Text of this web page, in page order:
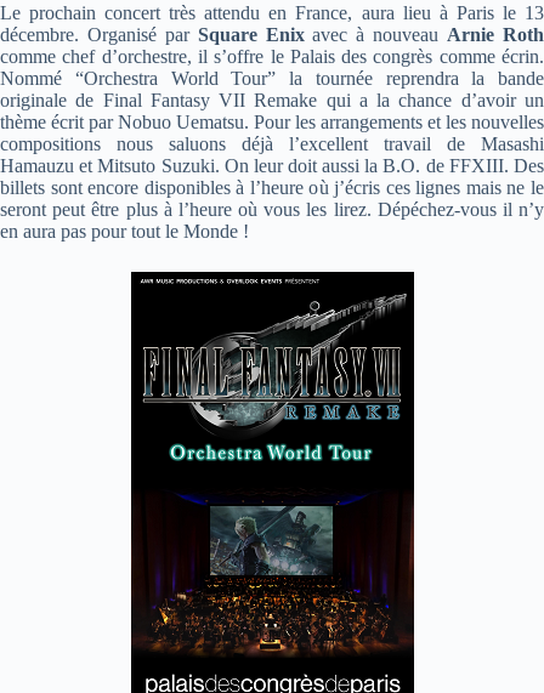
Le prochain concert très attendu en France, aura lieu à Paris le 13
décembre. Organisé par Square Enixavec à nouveau Arnie Roth
comme chef d’orchestre, il s’offre le Palais des congrès comme écrin.
Nommé “Orchestra World Tour” la tournée reprendra la bande
originale de Final Fantasy VII Remake qui a la chance d’avoir un
thème écrit par Nobuo Uematsu. Pour les arrangements et les nouvelles
compositions nous saluons déjà l’excellent travail de Masashi
Hamauzu et Mitsuto Suzuki. On leur doit aussi la B.O. de FFXIII. Des
billets sont encore disponibles à l’heure où j’écris ces lignes mais ne le
seront peut être plus à l’heure où vous les lirez. Dépéchez-vous il n’y
en aura pas pour tout le Monde !